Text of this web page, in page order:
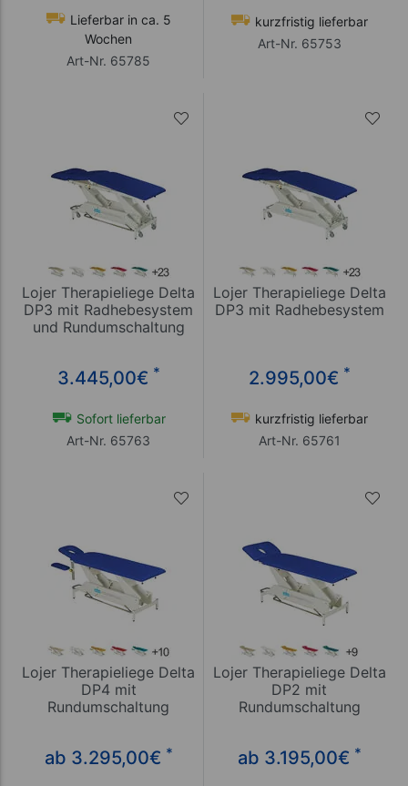
Lieferbar in ca. 5
Wochen
Art-Nr. 65785
kurzfristig lieferbar
Art-Nr. 65753
Lojer Therapieliege Delta
DP3 mit Radhebesystem
und Rundumschaltung
3.445,00€ *
Sofort lieferbar
Art-Nr. 65763
Lojer Therapieliege Delta
DP3 mit Radhebesystem
2.995,00€ *
kurzfristig lieferbar
Art-Nr. 65761
Lojer Therapieliege Delta
DP4 mit
Rundumschaltung
ab 3.295,00€ *
Lojer Therapieliege Delta
DP2 mit
Rundumschaltung
ab 3.195,00€ *